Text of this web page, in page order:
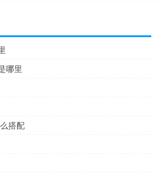
哪里
搭配